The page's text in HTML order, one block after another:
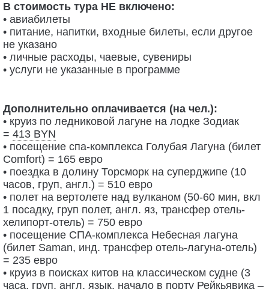
В стоимость тура НЕ включено:
• авиабилеты
• питание, напитки, входные билеты, если другое
не указано
• личные расходы, чаевые, сувениры
• услуги не указанные в программе
Дополнительно оплачивается (на чел.):
• круиз по ледниковой лагуне на лодке Зодиак
= 413 BYN
• посещение спа-комплекса Голубая Лагуна (билет
Comfort) = 165 евро
• поездка в долину Торсморк на суперджипе (10
часов, груп, англ.) = 510 евро
• полет на вертолете над вулканом (50-60 мин, вкл
1 посадку, груп полет, англ. яз, трансфер отель-
хелипорт-отель) = 750 евро
• посещение СПА-комплекса Небесная лагуна
(билет Saman, инд. трансфер отель-лагуна-отель)
= 235 евро
• круиз в поисках китов на классическом судне (3
часа, груп, англ. язык, начало в порту Рейкьявика –